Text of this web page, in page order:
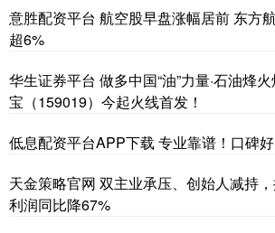
意胜配资平台 航空股早盘涨幅居前 东方
超6%
华生证券平台 做多中国“油”力量·石油烽
宝（159019）今起火线首发！
低息配资平台APP下载 专业靠谱！口碑
天金策略官网 双主业承压、创始人减持
利润同比降67%